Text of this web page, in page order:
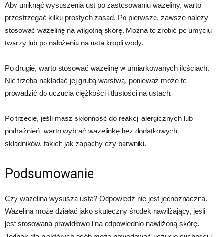
Aby uniknąć wysuszenia ust po zastosowaniu wazeliny, warto
przestrzegać kilku prostych zasad. Po pierwsze, zawsze należy
stosować wazelinę na wilgotną skórę. Można to zrobić po umyciu
twarzy lub po nałożeniu na usta kropli wody.
Po drugie, warto stosować wazelinę w umiarkowanych ilościach.
Nie trzeba nakładać jej grubą warstwą, ponieważ może to
prowadzić do uczucia ciężkości i tłustości na ustach.
Po trzecie, jeśli masz skłonność do reakcji alergicznych lub
podrażnień, warto wybrać wazelinkę bez dodatkowych
składników, takich jak zapachy czy barwniki.
Podsumowanie
Czy wazelina wysusza usta? Odpowiedź nie jest jednoznaczna.
Wazelina może działać jako skuteczny środek nawilżający, jeśli
jest stosowana prawidłowo i na odpowiednio nawilżoną skórę.